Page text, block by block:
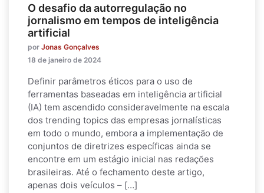
O desafio da autorregulação no
jornalismo em tempos de inteligência
artificial
por Jonas Gonçalves
18 de janeiro de 2024
Definir parâmetros éticos para o uso de
ferramentas baseadas em inteligência artificial
(IA) tem ascendido consideravelmente na escala
dos trending topics das empresas jornalísticas
em todo o mundo, embora a implementação de
conjuntos de diretrizes específicas ainda se
encontre em um estágio inicial nas redações
brasileiras. Até o fechamento deste artigo,
apenas dois veículos – […]